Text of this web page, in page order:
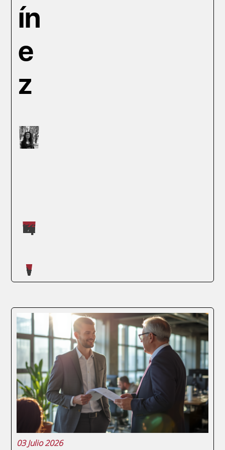
ín
e
z
Máster impartidos por Judit López Martínez
Las organizaciones que siguen gestionando
sus riesgos con una hoja de cálculo estática
y una reunión trimestral de revisión están,
literalmente, tomando decisiones con los
ojos cerrados. El entorno empresarial
actual exige algo más: herramientas que...
03 Julio 2026